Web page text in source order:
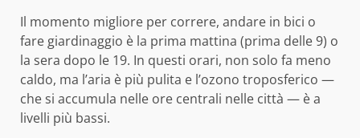
Il momento migliore per correre, andare in bici o
fare giardinaggio è la prima mattina (prima delle 9) o
la sera dopo le 19. In questi orari, non solo fa meno
caldo, ma l’aria è più pulita e l’ozono troposferico —
che si accumula nelle ore centrali nelle città — è a
livelli più bassi.